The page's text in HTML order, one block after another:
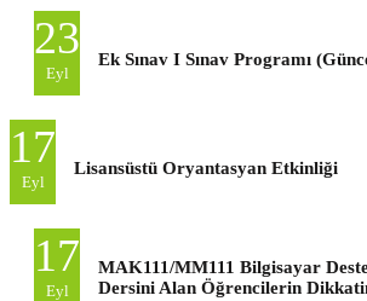
23
Eyl
Ek Sınav I Sınav Programı
17
Eyl
Lisansüstü Oryantasyan Etkinliği
17
Eyl
MAK111/MM111 Bilgisayar
Dersini Alan Öğrencilerin